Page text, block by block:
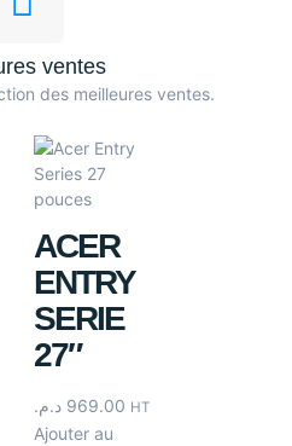
ventes
des meilleures ventes.
ACER
ENTRY
SERIE
27″
969.00 د.م. HT
Ajouter au